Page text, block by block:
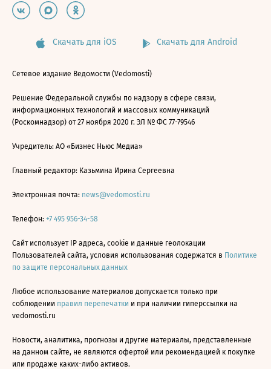
Скачать для iOS Скачать для Android
Сетевое издание Ведомости (Vedomosti)
Решение Федеральной службы по надзору в сфере связи,
информационных технологий и массовых коммуникаций
(Роскомнадзор) от 27 ноября 2020 г. ЭЛ № ФС 77-79546
Учредитель: АО «Бизнес Ньюс Медиа»
Главный редактор: Казьмина Ирина Сергеевна
Электронная почта: news@vedomosti.ru
Телефон: +7 495 956-34-58
Сайт использует IP адреса, cookie и данные геолокации
Пользователей сайта, условия использования содержатся в Политике
по защите персональных данных
Любое использование материалов допускается только при
соблюдении правил перепечатки и при наличии гиперссылки на
vedomosti.ru
Новости, аналитика, прогнозы и другие материалы, представленные
на данном сайте, не являются офертой или рекомендацией к покупке
или продаже каких-либо активов.